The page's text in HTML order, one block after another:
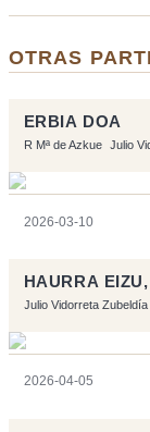
OTRAS
ERBIA DOA
R Mª de Azkue Julio
2026-03-10
HAURRA
Julio Vidorreta Zubeldía
2026-04-05